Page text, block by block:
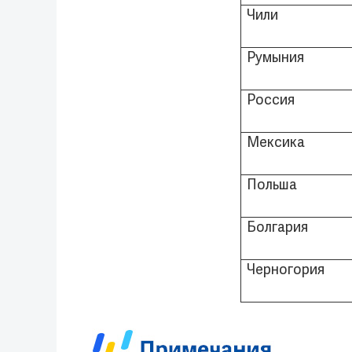
Чили
Румыния
Россия
Мексика
Польша
Болгария
Черногория